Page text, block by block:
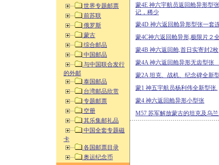
世界专题邮票
前苏联
俄罗斯
蒙古
综合邮品
中国邮品
与中国联合发行
的外邮
泰国邮品
台湾邮品欣赏
专题邮票
空册
其乐集邮礼品
中国全套专题磁
卡
各国邮票目录
奥运纪念币
蒙4E 神六宇航员返回舱异形型
记，稀少
蒙4D 神六返回舱异形型张一套
蒙4C神六返回舱异形,极限片２
蒙4B 神六返回舱,首日实寄封2枚
蒙4A 神六返回舱异形无齿型
蒙2A 坦克、战机、纪念碑全新
蒙1 神五宇航员杨利伟全新型张.
蒙4 神六返回舱异形小型张
M57 苏军解放蒙古的坦克及乌